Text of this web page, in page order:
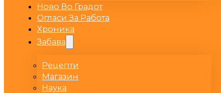
Ново Во Градот
Огласи За Работа
Хроника
Забава
Рецепти
Магазин
Наука